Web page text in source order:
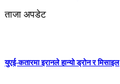
ताजा अपडेट
युएई-कतारमा इरानले हान्यो ड्रोन र मिसाइल